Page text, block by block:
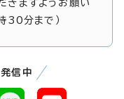
きますようお願い
30分まで）
信中